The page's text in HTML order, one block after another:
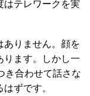
はテレワークを実
ありません。顔を
ります。しかし一
き合わせて話さな
ずです。